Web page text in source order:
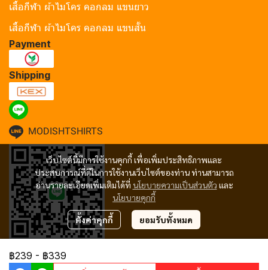
฿239 - ฿339
เว็บไซต์นี้มีการใช้งานคุกกี้ เพื่อเพิ่มประสิทธิภาพและ
ประสบการณ์ที่ดีในการใช้งานเว็บไซต์ของท่าน ท่านสามารถ
อ่านรายละเอียดเพิ่มเติมได้ที่ นโยบายความเป็นส่วนตัว และ
นโยบายคุกกี้
ตั้งค่าคุกกี้ ยอมรับทั้งหมด
เสื้อกีฬา ผ้าไมโคร คอกลม แขนยาว
เสื้อกีฬา ผ้าไมโคร คอกลม แขนสั้น
Payment
Shipping
MODISHTSHIRTS
Copyright 2024 | All Rights Reserved | Powered by MWE